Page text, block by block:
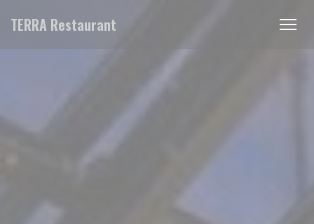
TERRA Restaurant